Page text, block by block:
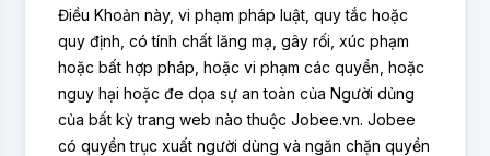
Điều Khoản này, vi phạm pháp luật, quy tắc hoặc
quy định, có tính chất lăng mạ, gây rối, xúc phạm
hoặc bất hợp pháp, hoặc vi phạm các quyền, hoặc
nguy hại hoặc đe dọa sự an toàn của Người dủng
của bất kỳ trang web nào thuộc Jobee.vn. Jobee
có quyền trục xuất người dùng và ngăn chặn quyền